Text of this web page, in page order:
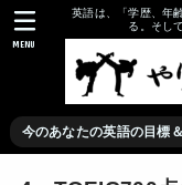
英語は、「学歴、年
る。そし
今のあなたの英語の目標
MENU